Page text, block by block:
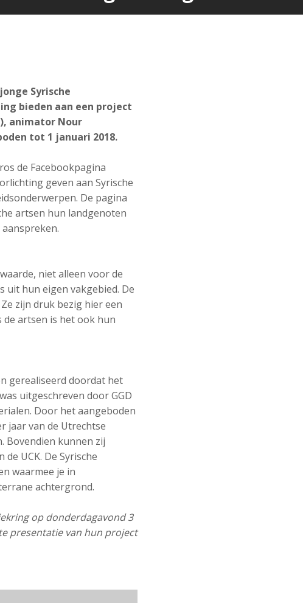
Syrische
bieden aan een project
animator Nour
tot 1 januari 2018.
de Facebookpagina
geven aan Syrische
De pagina
artsen hun landgenoten
niet alleen voor de
uit hun eigen vakgebied. De
zijn druk bezig hier een
artsen is het ook hun
gerealiseerd doordat het
uitgeschreven door GGD
Door het aangeboden
jaar van de Utrechtse
Bovendien kunnen zij
UCK. De Syrische
waarmee je in
achtergrond.
op donderdagavond 3
presentatie van hun project